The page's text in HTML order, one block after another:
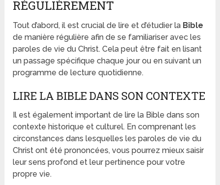
RÉGULIÈREMENT
Tout d’abord, il est crucial de lire et d’étudier la Bible
de manière régulière afin de se familiariser avec les
paroles de vie du Christ. Cela peut être fait en lisant
un passage spécifique chaque jour ou en suivant un
programme de lecture quotidienne.
LIRE LA BIBLE DANS SON CONTEXTE
Il est également important de lire la Bible dans son
contexte historique et culturel. En comprenant les
circonstances dans lesquelles les paroles de vie du
Christ ont été prononcées, vous pourrez mieux saisir
leur sens profond et leur pertinence pour votre
propre vie.